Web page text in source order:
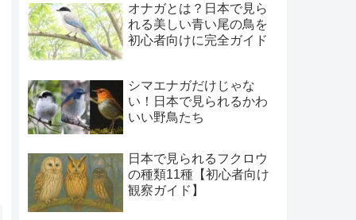
オナガとは？日本で見ら
れる美しい青い尾の鳥を
初心者向けに完全ガイド
シマエナガだけじゃな
い！日本で見られるかわ
いい野鳥たち
日本で見られるフクロウ
の種類11種【初心者向け
観察ガイド】